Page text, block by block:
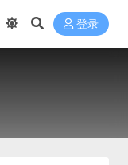
登录